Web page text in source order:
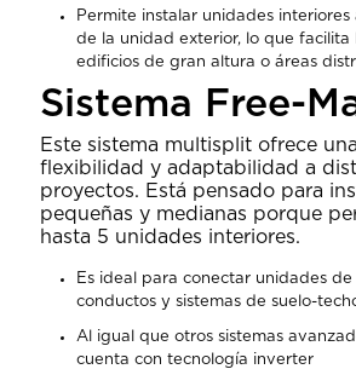
Permite instalar unidades interiores
de la unidad exterior, lo que facilita
edificios de gran altura o áreas
Sistema Free-
Este sistema multisplit ofrece
flexibilidad y adaptabilidad a
proyectos. Está pensado para
pequeñas y medianas porque
hasta 5 unidades interiores.
Es ideal para conectar unidades
conductos y sistemas de suelo-
Al igual que otros sistemas
cuenta con tecnología inverter